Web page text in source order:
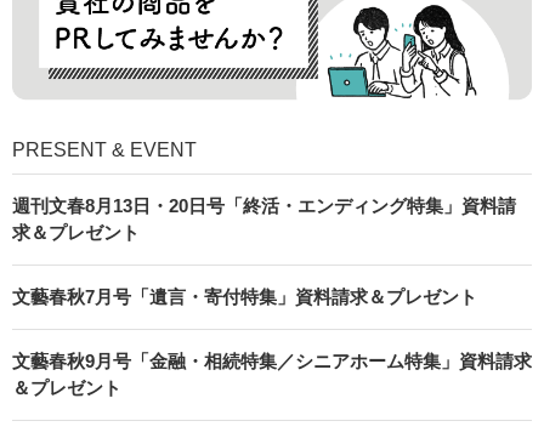
PRESENT & EVENT
週刊文春8月13日・20日号「終活・エンディング特集」資料請
求＆プレゼント
文藝春秋7月号「遺言・寄付特集」資料請求＆プレゼント
文藝春秋9月号「金融・相続特集／シニアホーム特集」資料請求
＆プレゼント